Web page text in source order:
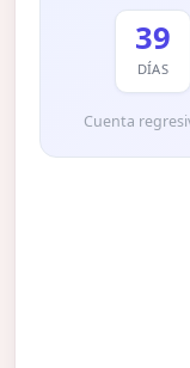
39
DÍAS
Cuenta